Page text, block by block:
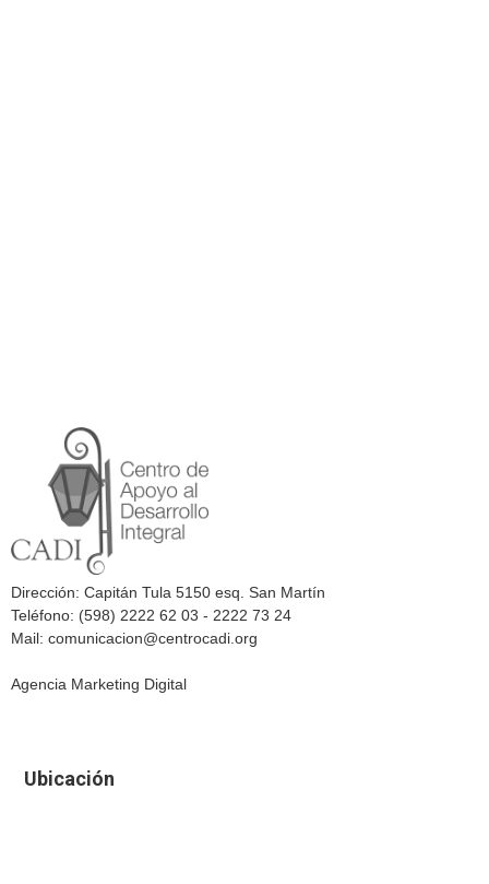
Dirección: Capitán Tula 5150 esq. San Martín
Teléfono: (598) 2222 62 03 - 2222 73 24
Mail: comunicacion@centrocadi.org
Agencia Marketing Digital
Ubicación